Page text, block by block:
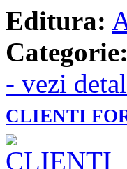
Editura:
Categorie:
- vezi
CLIENTI